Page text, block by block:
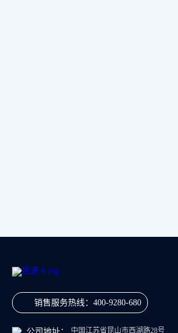
销售服务热线： 400-9280-680
中国江苏省昆山市西湖路28号